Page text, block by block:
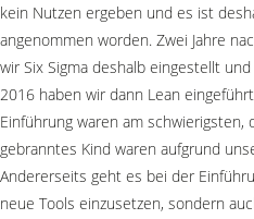
kein Nutzen ergeben und es ist
angenommen worden. Zwei Jahre
wir Six Sigma deshalb eingestellt
2016 haben wir dann Lean
Einführung waren am schwierigsten,
gebranntes Kind waren aufgrund
Andererseits geht es bei der
neue Tools einzusetzen, sondern